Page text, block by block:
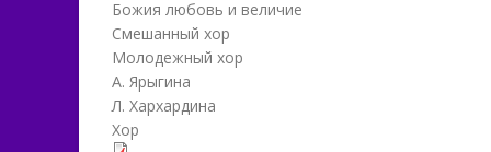
Божия любовь и величие
Смешанный хор
Молодежный хор
А. Ярыгина
Л. Хархардина
Хор